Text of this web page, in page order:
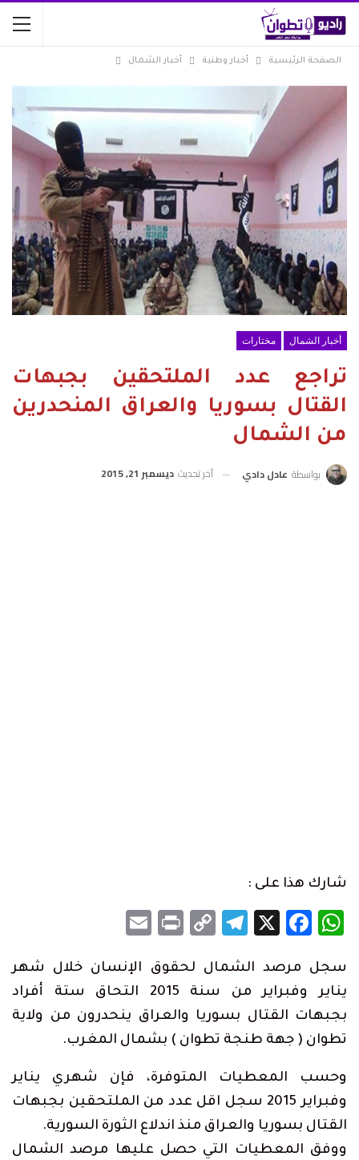
الصفحة الرئيسية أخبار وطنية أخبار الشمال
أخبار الشمال مختارات
تراجع عدد الملتحقين بجبهات
القتال بسوريا والعراق المنحدرين
من الشمال
بواسطة عادل دادي آخر تحديث ديسمبر 21, 2015
شارك هذا على :
WhatsApp
Facebook
X
Telegram
Copy
Print
سجل مرصد الشمال لحقوق الإنسان خلال شهر
يناير وفبراير من سنة 2015 التحاق ستة أفراد
بجبهات القتال بسوريا والعراق ينحدرون من ولاية
تطوان ( جهة طنجة تطوان ) بشمال المغرب.
وحسب المعطيات المتوفرة، فإن شهري يناير
وفبراير 2015 سجل اقل عدد من الملتحقين بجبهات
القتال بسوريا والعراق منذ اندلاع الثورة السورية.
ووفق المعطيات التي حصل عليها مرصد الشمال